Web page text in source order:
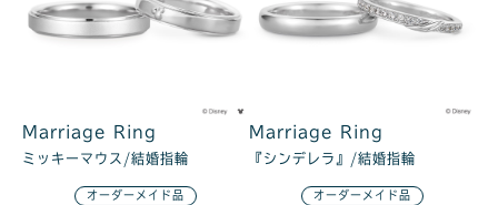
Marriage Ring
ミッキーマウス/結婚指輪
オーダーメイド品
Marriage Ring
『シンデレラ』/結婚指輪
オーダーメイド品